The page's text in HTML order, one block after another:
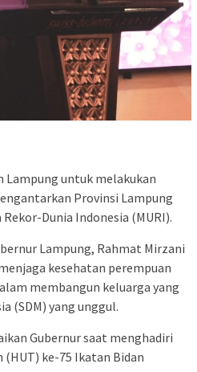
Lampung untuk melakukan
Provinsi Lampung
Dunia Indonesia (MURI).
Lampung, Rahmat Mirzani
kesehatan perempuan
membangun keluarga yang
(SDM) yang unggul.
Gubernur saat menghadiri
ke-75 Ikatan Bidan